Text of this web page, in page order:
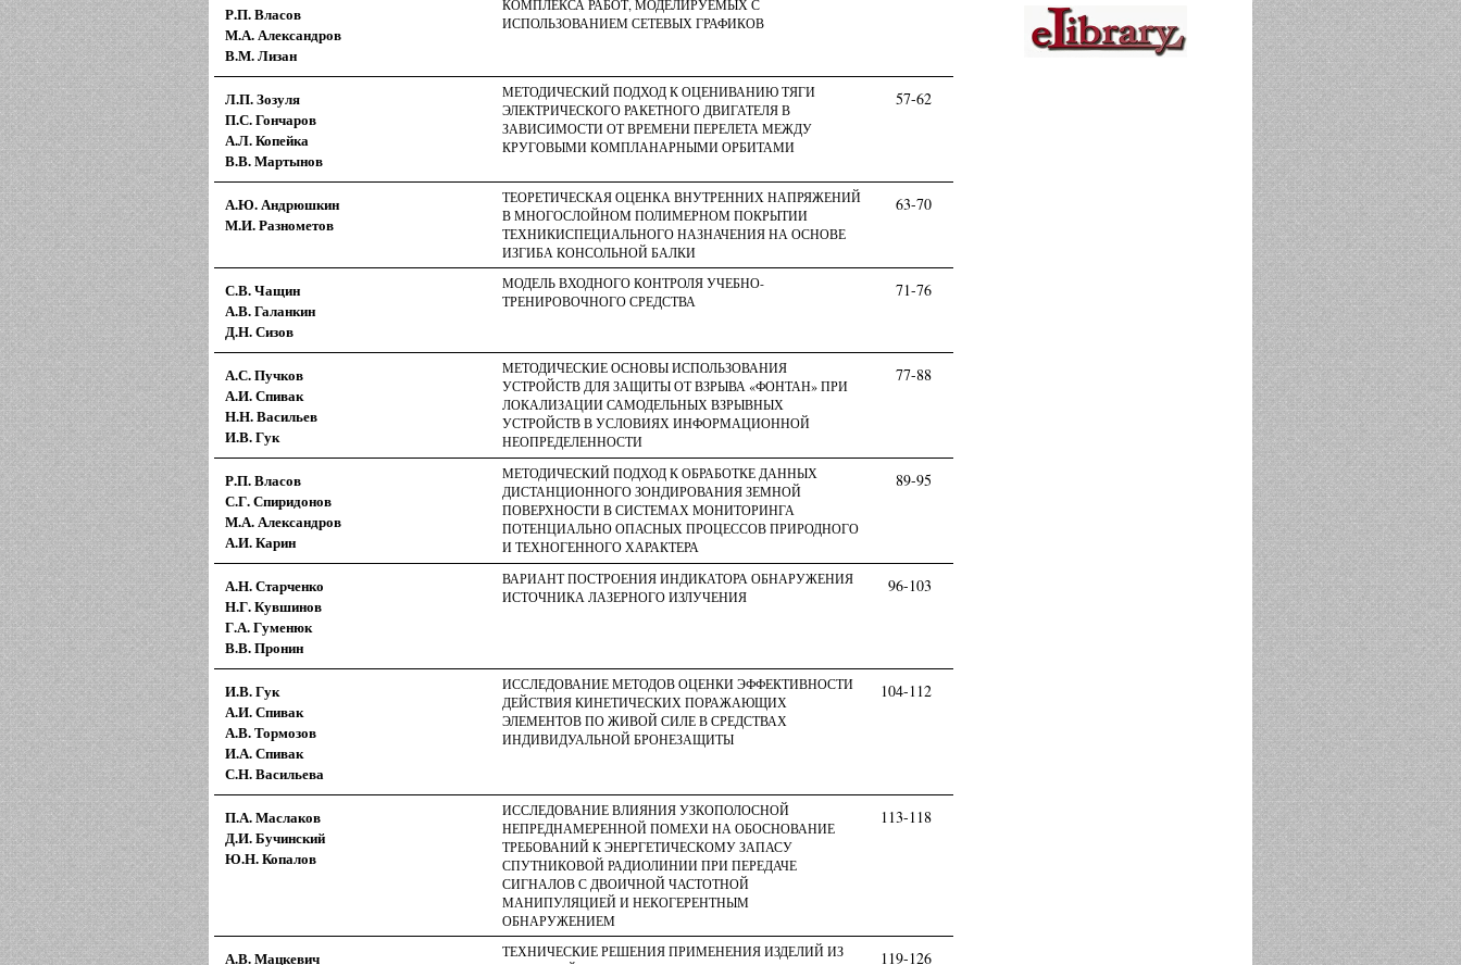
Р.П. Власов
М.А. Александров
В.М. Лизан
КОМПЛЕКСА РАБОТ, МОДЕЛИРУЕМЫХ С
ИСПОЛЬЗОВАНИЕМ СЕТЕВЫХ ГРАФИКОВ
Л.П. Зозуля
П.С. Гончаров
А.Л. Копейка
В.В. Мартынов
МЕТОДИЧЕСКИЙ ПОДХОД К ОЦЕНИВАНИЮ ТЯГИ
ЭЛЕКТРИЧЕСКОГО РАКЕТНОГО ДВИГАТЕЛЯ В
ЗАВИСИМОСТИ ОТ ВРЕМЕНИ ПЕРЕЛЕТА МЕЖДУ
КРУГОВЫМИ КОМПЛАНАРНЫМИ ОРБИТАМИ
57-62
А.Ю. Андрюшкин
М.И. Разнометов
ТЕОРЕТИЧЕСКАЯ ОЦЕНКА ВНУТРЕННИХ НАПРЯЖЕНИЙ
В МНОГОСЛОЙНОМ ПОЛИМЕРНОМ ПОКРЫТИИ
ТЕХНИКИСПЕЦИАЛЬНОГО НАЗНАЧЕНИЯ НА ОСНОВЕ
ИЗГИБА КОНСОЛЬНОЙ БАЛКИ
63-70
С.В. Чащин
А.В. Галанкин
Д.Н. Сизов
МОДЕЛЬ ВХОДНОГО КОНТРОЛЯ УЧЕБНО-
ТРЕНИРОВОЧНОГО СРЕДСТВА
71-76
А.С. Пучков
А.И. Спивак
Н.Н. Васильев
И.В. Гук
МЕТОДИЧЕСКИЕ ОСНОВЫ ИСПОЛЬЗОВАНИЯ
УСТРОЙСТВ ДЛЯ ЗАЩИТЫ ОТ ВЗРЫВА «ФОНТАН» ПРИ
ЛОКАЛИЗАЦИИ САМОДЕЛЬНЫХ ВЗРЫВНЫХ
УСТРОЙСТВ В УСЛОВИЯХ ИНФОРМАЦИОННОЙ
НЕОПРЕДЕЛЕННОСТИ
77-88
Р.П. Власов
С.Г. Спиридонов
М.А. Александров
А.И. Карин
МЕТОДИЧЕСКИЙ ПОДХОД К ОБРАБОТКЕ ДАННЫХ
ДИСТАНЦИОННОГО ЗОНДИРОВАНИЯ ЗЕМНОЙ
ПОВЕРХНОСТИ В СИСТЕМАХ МОНИТОРИНГА
ПОТЕНЦИАЛЬНО ОПАСНЫХ ПРОЦЕССОВ ПРИРОДНОГО
И ТЕХНОГЕННОГО ХАРАКТЕРА
89-95
А.Н. Старченко
Н.Г. Кувшинов
Г.А. Гуменюк
В.В. Пронин
ВАРИАНТ ПОСТРОЕНИЯ ИНДИКАТОРА ОБНАРУЖЕНИЯ
ИСТОЧНИКА ЛАЗЕРНОГО ИЗЛУЧЕНИЯ
96-103
И.В. Гук
А.И. Спивак
А.В. Тормозов
И.А. Спивак
С.Н. Васильева
ИССЛЕДОВАНИЕ МЕТОДОВ ОЦЕНКИ ЭФФЕКТИВНОСТИ
ДЕЙСТВИЯ КИНЕТИЧЕСКИХ ПОРАЖАЮЩИХ
ЭЛЕМЕНТОВ ПО ЖИВОЙ СИЛЕ В СРЕДСТВАХ
ИНДИВИДУАЛЬНОЙ БРОНЕЗАЩИТЫ
104-112
П.А. Маслаков
Д.И. Бучинский
Ю.Н. Копалов
ИССЛЕДОВАНИЕ ВЛИЯНИЯ УЗКОПОЛОСНОЙ
НЕПРЕДНАМЕРЕННОЙ ПОМЕХИ НА ОБОСНОВАНИЕ
ТРЕБОВАНИЙ К ЭНЕРГЕТИЧЕСКОМУ ЗАПАСУ
СПУТНИКОВОЙ РАДИОЛИНИИ ПРИ ПЕРЕДАЧЕ
СИГНАЛОВ С ДВОИЧНОЙ ЧАСТОТНОЙ
МАНИПУЛЯЦИЕЙ И НЕКОГЕРЕНТНЫМ
ОБНАРУЖЕНИЕМ
113-118
А.В. Мацкевич
ТЕХНИЧЕСКИЕ РЕШЕНИЯ ПРИМЕНЕНИЯ ИЗДЕЛИЙ ИЗ
119-126